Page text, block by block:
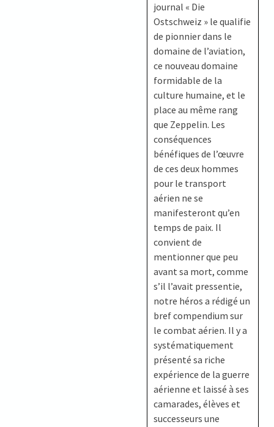
journal « Die
Ostschweiz » le qualifie
de pionnier dans le
domaine de l’aviation,
ce nouveau domaine
formidable de la
culture humaine, et le
place au même rang
que Zeppelin. Les
conséquences
bénéfiques de l’œuvre
de ces deux hommes
pour le transport
aérien ne se
manifesteront qu’en
temps de paix. Il
convient de
mentionner que peu
avant sa mort, comme
s’il l’avait pressentie,
notre héros a rédigé un
bref compendium sur
le combat aérien. Il y a
systématiquement
présenté sa riche
expérience de la guerre
aérienne et laissé à ses
camarades, élèves et
successeurs une